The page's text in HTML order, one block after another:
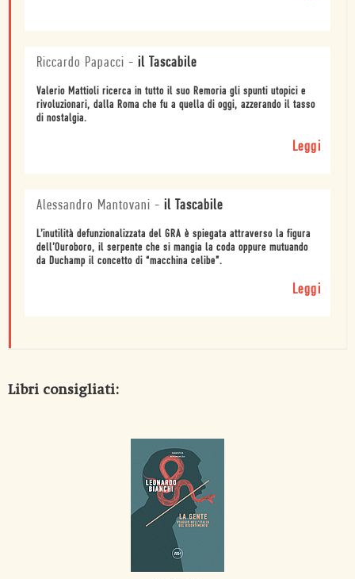
Riccardo Papacci - il Tascabile
Valerio Mattioli ricerca in tutto il suo Remoria gli spunti utopici e
rivoluzionari, dalla Roma che fu a quella di oggi, azzerando il tasso
di nostalgia.
Leggi
Alessandro Mantovani - il Tascabile
L’inutilità defunzionalizzata del GRA è spiegata attraverso la figura
dell’Ouroboro, il serpente che si mangia la coda oppure mutuando
da Duchamp il concetto di “macchina celibe”.
Leggi
Libri consigliati: